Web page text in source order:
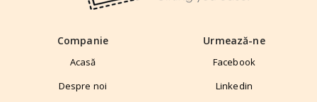
Companie
Acasă
Despre noi
Urmează-ne
Facebook
Linkedin